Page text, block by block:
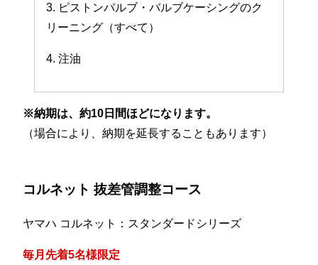
3. ピストンバルブ・バルブケーシングのク
リーニング（すべて）
4. 注油
※納期は、約10日間ほどになります。
（場合により、納期を延長することもあります）
コルネット 抜差管調整コース
ヤマハ コルネット：スタンダードシリーズ
毎月先着5名様限定